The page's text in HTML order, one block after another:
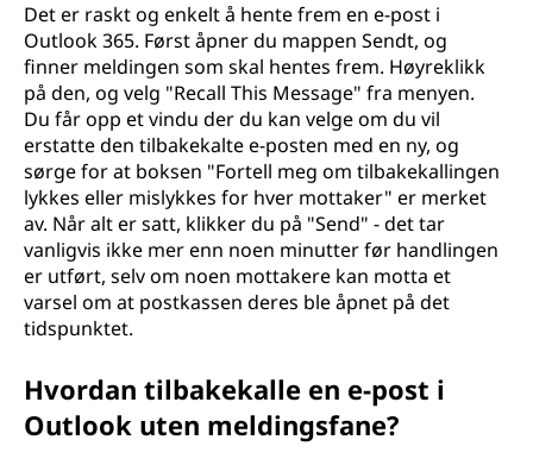
Det er raskt og enkelt å hente frem en e-post i
Outlook 365. Først åpner du mappen Sendt, og
finner meldingen som skal hentes frem. Høyreklikk
på den, og velg "Recall This Message" fra menyen.
Du får opp et vindu der du kan velge om du vil
erstatte den tilbakekalte e-posten med en ny, og
sørge for at boksen "Fortell meg om tilbakekallingen
lykkes eller mislykkes for hver mottaker" er merket
av. Når alt er satt, klikker du på "Send" - det tar
vanligvis ikke mer enn noen minutter før handlingen
er utført, selv om noen mottakere kan motta et
varsel om at postkassen deres ble åpnet på det
tidspunktet.
Hvordan tilbakekalle en e-post i
Outlook uten meldingsfane?